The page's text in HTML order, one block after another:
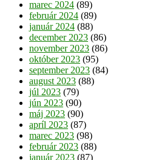
marec 2024 (89)
február 2024 (89)
január 2024 (88)
december 2023 (86)
november 2023 (86)
október 2023 (95)
september 2023 (84)
august 2023 (88)
júl 2023 (79)
jún 2023 (90)
máj 2023 (90)
apríl 2023 (87)
marec 2023 (98)
február 2023 (88)
január 2023 (87)